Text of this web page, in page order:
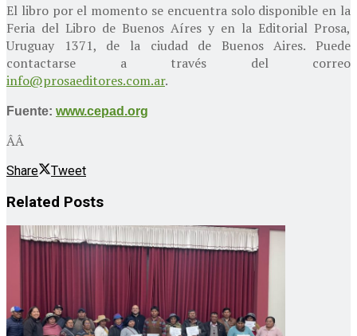
El libro por el momento se encuentra solo disponible en la
Feria del Libro de Buenos Aíres y en la Editorial Prosa,
Uruguay 1371, de la ciudad de Buenos Aires. Puede
contactarse a través del correo
info@prosaeditores.com.ar.
Fuente: www.cepad.org
ÂÂ
Share Tweet
Related Posts